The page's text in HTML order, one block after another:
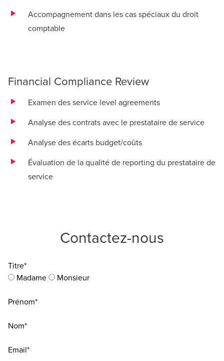
Accompagnement dans les cas spéciaux du droit
comptable
Financial Compliance Review
Examen des service level agreements
Analyse des contrats avec le prestataire de service
Analyse des écarts budget/coûts
Évaluation de la qualité de reporting du prestataire de
service
Contactez-nous
Titre*
Madame
Monsieur
Prénom*
Nom*
Email*